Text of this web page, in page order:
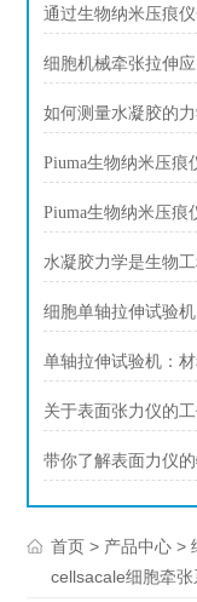
通过生物纳米压痕
细胞机械牵张拉伸
如何测量水凝胶的
Piuma生物纳米压
水凝胶力学是生物
细胞单轴拉伸试验
单轴拉伸试验机：
关于表面张力仪的
带你了解表面力仪
首页 > 产品中心 >
cellsacale细胞牵张